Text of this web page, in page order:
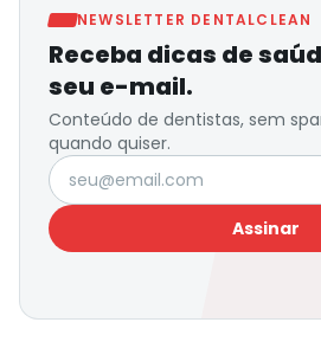
NEWSLETTER DENTALCLEAN
Receba dicas de
seu e-mail.
Conteúdo de dentistas, sem
quando quiser.
Seu e-mail
Assinar